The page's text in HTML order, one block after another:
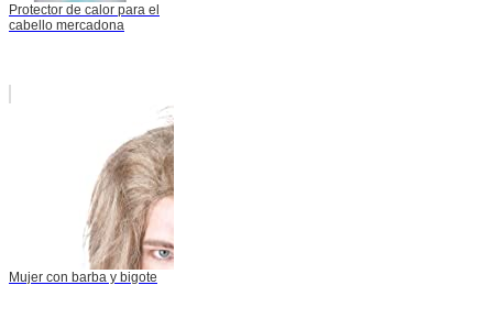
Protector de calor para el
cabello mercadona
Mujer con barba y bigote